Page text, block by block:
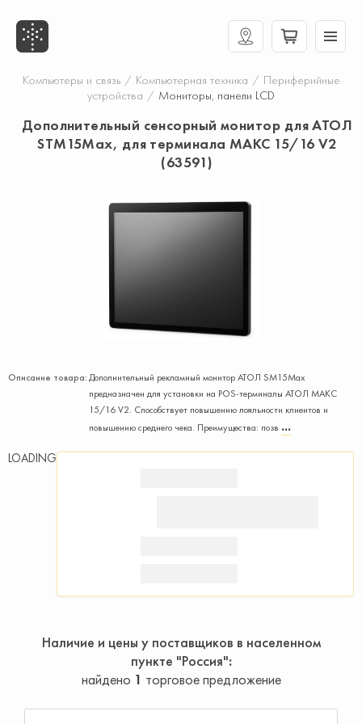
Компьютеры и связь / Компьютерная техника / Периферийные
устройства / Мониторы, панели LCD
Дополнительный сенсорный монитор для АТОЛ
STM15Max, для терминала МАКС 15/16 V2
(63591)
Описание товара:Дополнительный рекламный монитор АТОЛ SM15Max
предназначен для установки на POS-терминалы АТОЛ МАКС
15/16 V2. Способствует повышению лояльности клиентов и
повышению среднего чека. Преимущества: позв
LOADING
Наличие и цены у поставщиков в населенном
пункте "Россия"
найдено 1 торговое предложение